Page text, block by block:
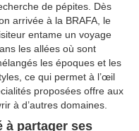
de pépites. Dès
arrivée à la BRAFA, le
entame un voyage
les allées où sont
les époques et les
ce qui permet à l’œil
proposées offre aux
à d’autres domaines.
à partager ses